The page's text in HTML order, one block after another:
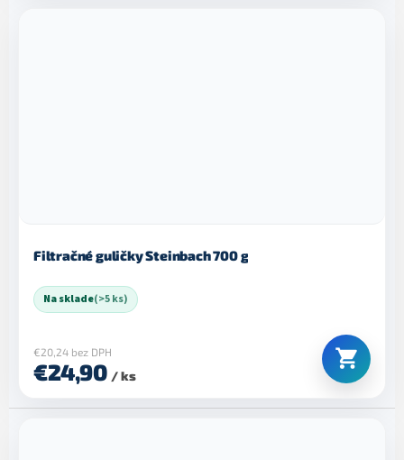
Filtračné guličky Steinbach 700 g
Na sklade(>5 ks)
€20,24 bez DPH
€24,90 / ks